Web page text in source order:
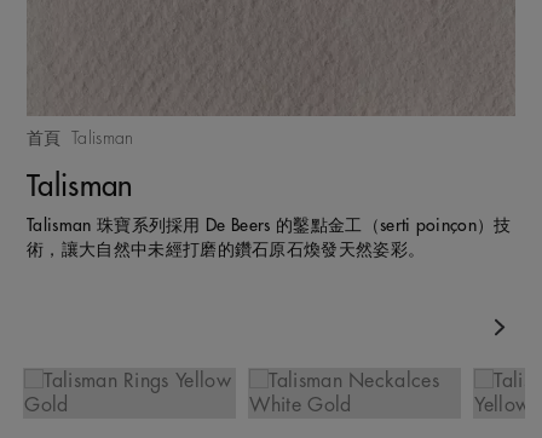
首頁 Talisman
Talisman
Talisman 珠寶系列採用 De Beers 的鑿點金工（serti poinçon）技
術，讓大自然中未經打磨的鑽石原石煥發天然姿彩。